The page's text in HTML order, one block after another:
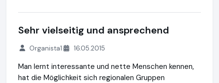
Sehr vielseitig und ansprechend
Organista1 16.05.2015
Man lernt interessante und nette Menschen kennen,
hat die Möglichkeit sich regionalen Gruppen